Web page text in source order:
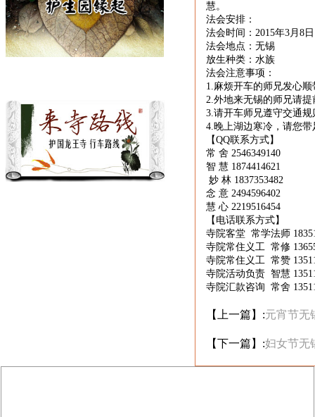
慧。
法会安排：
法会时间： 2015年3月 8
法会地点：无锡
放生种类：水族
法会注意事项：
1.麻烦开车的师兄发心
2.外地来无锡的师兄请
3.请开车师兄遵守交通
4.晚上湖边寒冷，请您
【QQ联系方式】
常 舍 2546349140
智 慧 1874414621
妙 林 1837353482
念 意 2494596402
慧 心 2219516454
【电话联系方式】
寺院客堂 常学法师
寺院常住义工 常修
寺院常住义工 常赞
寺院活动负责 智慧
寺院汇款咨询 常舍
【上一篇】:元宵节无
【下一篇】:妇女节无